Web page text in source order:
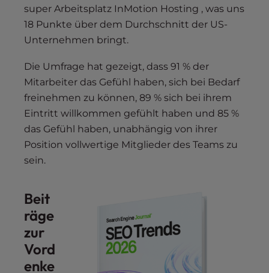
super Arbeitsplatz InMotion Hosting , was uns
18 Punkte über dem Durchschnitt der US-
Unternehmen bringt.
Die Umfrage hat gezeigt, dass 91 % der
Mitarbeiter das Gefühl haben, sich bei Bedarf
freinehmen zu können, 89 % sich bei ihrem
Eintritt willkommen gefühlt haben und 85 %
das Gefühl haben, unabhängig von ihrer
Position vollwertige Mitglieder des Teams zu
sein.
Beit
räge
zur
Vord
enke